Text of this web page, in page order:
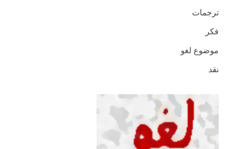
ترجمات
فكر
موضوع لغو
نقد